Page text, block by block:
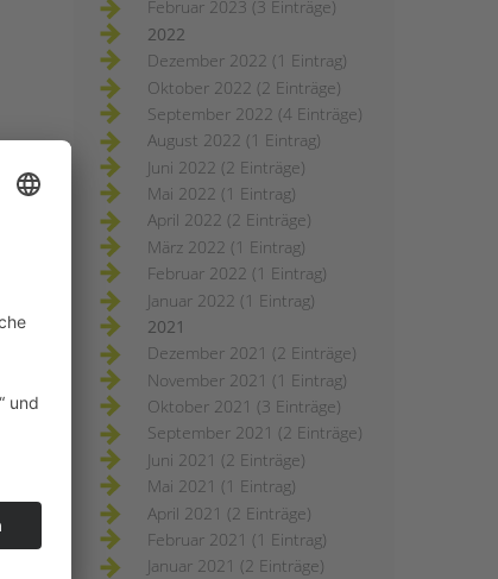
Februar 2023 (3 Einträge)
2022
Dezember 2022 (1 Eintrag)
Oktober 2022 (2 Einträge)
September 2022 (4 Einträge)
August 2022 (1 Eintrag)
Juni 2022 (2 Einträge)
Mai 2022 (1 Eintrag)
April 2022 (2 Einträge)
März 2022 (1 Eintrag)
Februar 2022 (1 Eintrag)
Januar 2022 (1 Eintrag)
2021
Dezember 2021 (2 Einträge)
November 2021 (1 Eintrag)
Oktober 2021 (3 Einträge)
September 2021 (2 Einträge)
Juni 2021 (2 Einträge)
Mai 2021 (1 Eintrag)
April 2021 (2 Einträge)
Februar 2021 (1 Eintrag)
Januar 2021 (2 Einträge)